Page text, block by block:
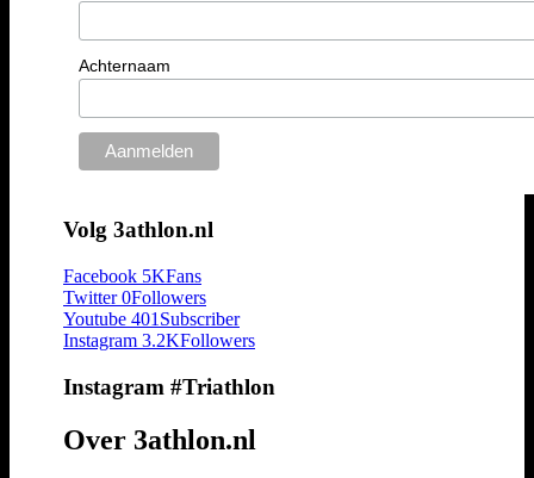
Achternaam
Volg 3athlon.nl
Facebook 5KFans
Twitter 0Followers
Youtube 401 Subscriber
Instagram 3.2KFollowers
Instagram #Triathlon
Over 3athlon.nl